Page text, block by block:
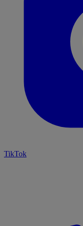
TikTok